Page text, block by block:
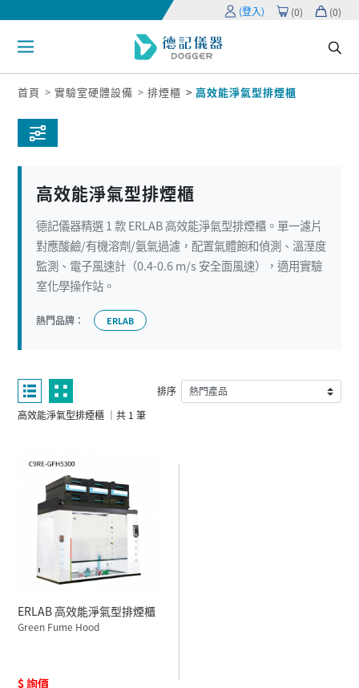
(登入) (0) (0)
首頁 實驗室硬體設備 排煙櫃 高效能淨氣型排煙櫃
高效能淨氣型排煙櫃
德記儀器精選 1 款 ERLAB 高效能淨氣型排煙櫃。單一濾片
對應酸鹼/有機溶劑/氨氣過濾，配置氣體飽和偵測、溫溼度
監測、電子風速計（0.4-0.6 m/s 安全面風速），適用實驗
室化學操作站。
熱門品牌： ERLAB
高效能淨氣型排煙櫃 ｜共 1 筆
排序
ERLAB 高效能淨氣型排煙櫃
Green Fume Hood
$ 詢價